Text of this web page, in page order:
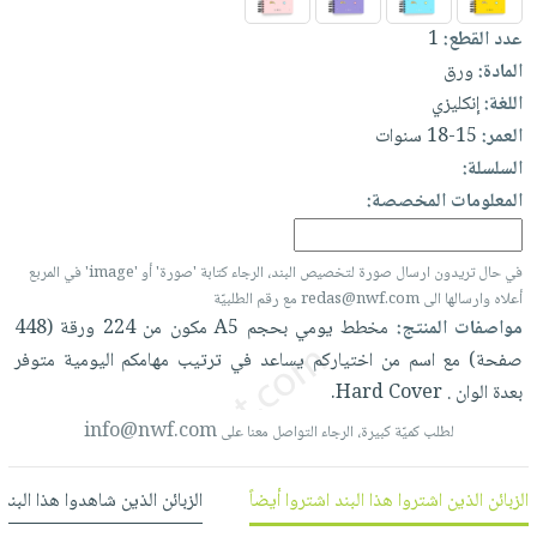
العناية
بالأسنان
الحمية
والتغذية
أدوات
المائدة
الأوعية
والتخزين
أدوات
المطبخ
الأكثر
مبيعاً
العودة
للمدارس
اكسسوارات
كتب
اكسسوارات
منزلية
اكسسوارات
ملابس
مطرزات
حقائب
حلي
بالذات
شحن
مجاني
بنود
مختارة
اشتراكات
كل
الاشتراكات
صندوق
القراءة
iKitab
بلا
حدود
بحث
متقدم
نيل
وفرات
عن
سياسة
الشركة
حسابك
لائحة
الأمنيات
عدد القطع:1
المادة:ورق
اللغة:إنكليزي
العمر:15-18 سنوات
السلسلة:
المعلومات المخصصة:
في حال تريدون ارسال صورة لتخصيص البند، الرجاء كتابة 'صورة' أو 'image' في المربع
أعلاه وارسالها الى redas@nwf.com مع رقم الطلبيّة
مواصفات المنتج: مخطط يوميبحجم A5 مكون من224 ورقة(448
صفحة) مع اسم من اختياركم يساعد في ترتيب مهامكم اليومية متوفر
بعدة الوان.
HardCover.
لطلب كميّة كبيرة، الرجاء التواصل معنا علىinfo@nwf.com
الزبائن الذين اشتروا هذا البند اشتروا أيضاً الزبائن الذين شاهدوا هذا